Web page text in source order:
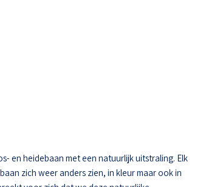
en heidebaan met een natuurlijk uitstraling. Elk
zich weer anders zien, in kleur maar ook in